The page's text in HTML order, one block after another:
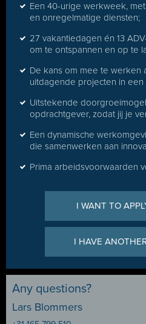
Een 40-urige werkweek,
en onregelmatige diensten;
27 vakantiedagen én 13
om te ontspannen en op te
De kans om mee te werken
uitdagende projecten in
Uitstekende
opdrachtgever, zodat jij je
Een dynamische
die samenwerken aan
Prima arbeidsvoorwaarden
I WANT TO
I HAVE
Any questions?
Lars Blommers